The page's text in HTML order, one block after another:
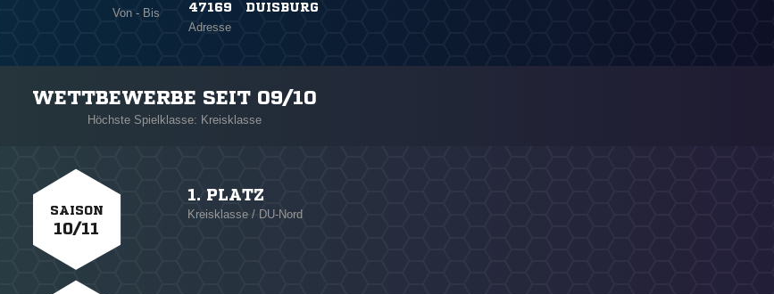
Von - Bis
47169 DUISBURG
Adresse
WETTBEWERBE SEIT 09/10
Höchste Spielklasse: Kreisklasse
SAISON
10/11
1. PLATZ
Kreisklasse / DU-Nord